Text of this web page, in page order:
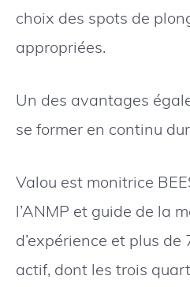
choix des spots de
appropriées.
Un des avantages
se former en continu
Valou est monitrice
l’ANMP et guide de la
d’expérience et plus
actif, dont les trois